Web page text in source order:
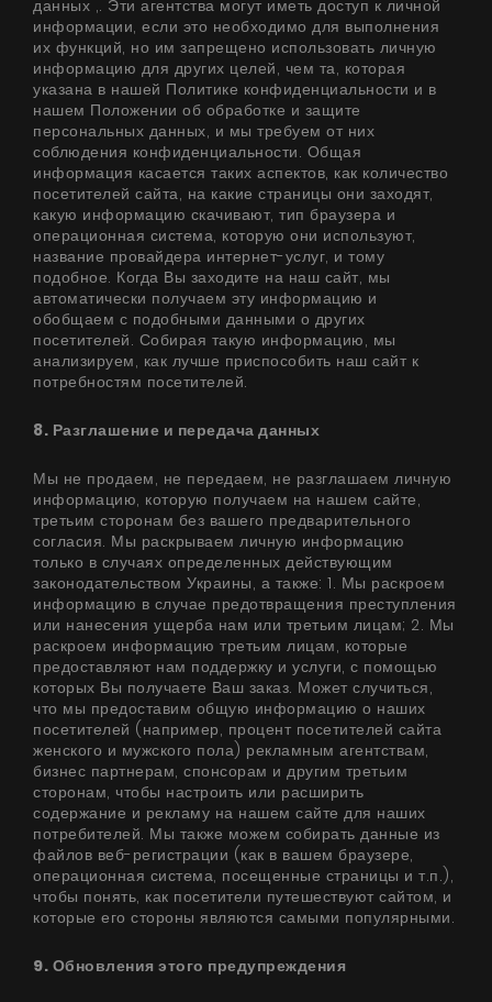
данных ,. Эти агентства могут иметь доступ к личной
информации, если это необходимо для выполнения
их функций, но им запрещено использовать личную
информацию для других целей, чем та, которая
указана в нашей Политике конфиденциальности и в
нашем Положении об обработке и защите
персональных данных, и мы требуем от них
соблюдения конфиденциальности. Общая
информация касается таких аспектов, как количество
посетителей сайта, на какие страницы они заходят,
какую информацию скачивают, тип браузера и
операционная система, которую они используют,
название провайдера интернет-услуг, и тому
подобное. Когда Вы заходите на наш сайт, мы
автоматически получаем эту информацию и
обобщаем с подобными данными о других
посетителей. Собирая такую ​​информацию, мы
анализируем, как лучше приспособить наш сайт к
потребностям посетителей.
8. Разглашение и передача данных
Мы не продаем, не передаем, не разглашаем личную
информацию, которую получаем на нашем сайте,
третьим сторонам без вашего предварительного
согласия. Мы раскрываем личную информацию
только в случаях определенных действующим
законодательством Украины, а также: 1. Мы раскроем
информацию в случае предотвращения преступления
или нанесения ущерба нам или третьим лицам; 2. Мы
раскроем информацию третьим лицам, которые
предоставляют нам поддержку и услуги, с помощью
которых Вы получаете Ваш заказ. Может случиться,
что мы предоставим общую информацию о наших
посетителей (например, процент посетителей сайта
женского и мужского пола) рекламным агентствам,
бизнес партнерам, спонсорам и другим третьим
сторонам, чтобы настроить или расширить
содержание и рекламу на нашем сайте для наших
потребителей. Мы также можем собирать данные из
файлов веб-регистрации (как в вашем браузере,
операционная система, посещенные страницы и т.п.),
чтобы понять, как посетители путешествуют сайтом, и
которые его стороны являются самыми популярными.
9. Обновления этого предупреждения